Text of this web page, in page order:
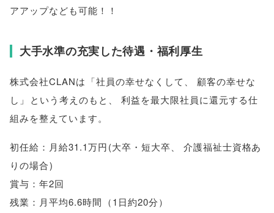
アアップなども可能！！
大手水準の充実した待遇・福利厚生
株式会社CLANは 「社員の幸せなくして 、
顧客の幸せな
し 」 という考えのもと 、
利益を最大限社員に還元する仕
組みを整えています。
初任給：月給31.1万円(大卒・短大卒、
介護福祉士資格あ
りの場合)
賞与：年2回
残業：月平均6.6時間 （1日約20分）